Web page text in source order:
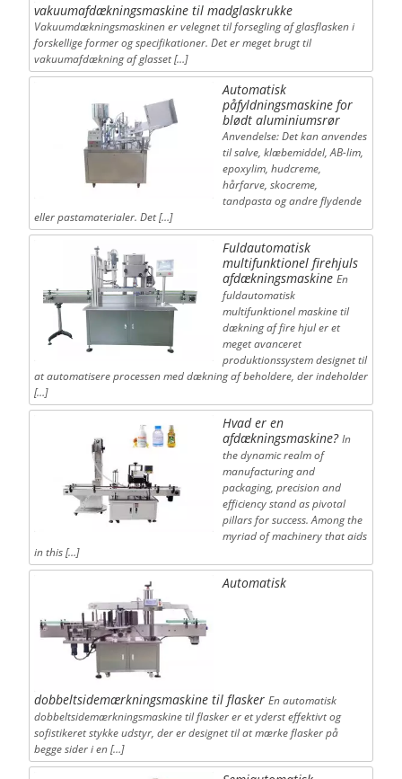
vakuumafdækningsmaskine til madglaskrukke
Vakuumdækningsmaskinen er velegnet til forsegling af glasflasken i
forskellige former og specifikationer. Det er meget brugt til
vakuumafdækning af glasset […]
Automatisk
påfyldningsmaskine for
blødt aluminiumsrør
Anvendelse: Det kan anvendes
til salve, klæbemiddel, AB-lim,
epoxylim, hudcreme,
hårfarve, skocreme,
tandpasta og andre flydende
eller pastamaterialer. Det […]
Fuldautomatisk
multifunktionel firehjuls
afdækningsmaskine En
fuldautomatisk
multifunktionel maskine til
dækning af fire hjul er et
meget avanceret
produktionssystem designet til
at automatisere processen med dækning af beholdere, der indeholder
[…]
Hvad er en
afdækningsmaskine? In
the dynamic realm of
manufacturing and
packaging, precision and
efficiency stand as pivotal
pillars for success. Among the
myriad of machinery that aids
in this […]
Automatisk
dobbeltsidemærkningsmaskine til flasker En automatisk
dobbeltsidemærkningsmaskine til flasker er et yderst effektivt og
sofistikeret stykke udstyr, der er designet til at mærke flasker på
begge sider i en […]